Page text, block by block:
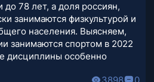
78 лет, а доля россиян,
занимаются физкультурой и
населения. Выясняем,
занимаются спортом в 2022
дисциплины особенно